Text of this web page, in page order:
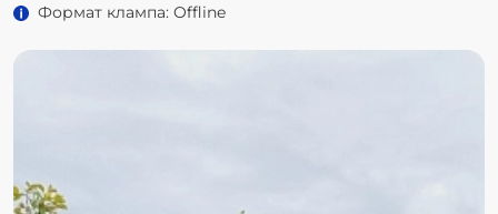
Формат клампа: Offline